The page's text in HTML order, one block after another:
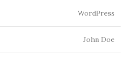
WordPress
John Doe